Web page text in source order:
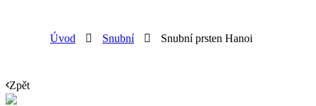
Úvod Snubní Snubní prsten Hanoi
Zpět